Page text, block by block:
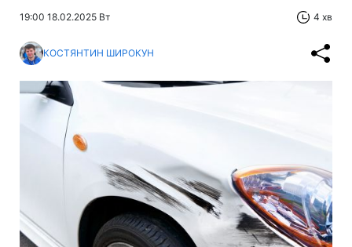
19:00 18.02.2025 Вт 4 хв
КОСТЯНТИН ШИРОКУН